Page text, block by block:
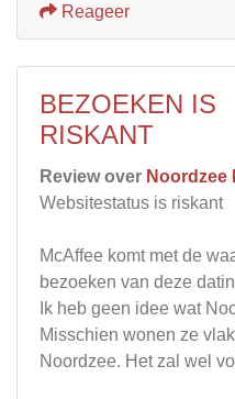
Reageer
BEZOEKEN IS
RISKANT
Review over Noordzee
Websitestatus is riskant
McAffee komt met de
bezoeken van deze
Ik heb geen idee wat
Misschien wonen ze
Noordzee. Het zal wel